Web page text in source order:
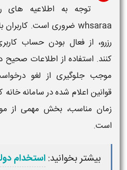
توجه به اطلاعیه
whsaraa ضروری است. کاربران
رزرو، از فعال بودن حساب
کنند. استفاده از اطلاعات صحیح
موجب جلوگیری از لغو
قوانین اعلام شده در سامانه خانه
زمان مناسب، بخش مهمی از
است.
بیشتر بخوانید:استخدام